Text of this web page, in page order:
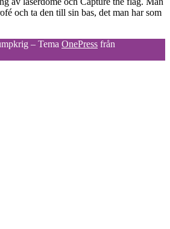
och ta den till sin bas, det man har som
– Tema OnePress från